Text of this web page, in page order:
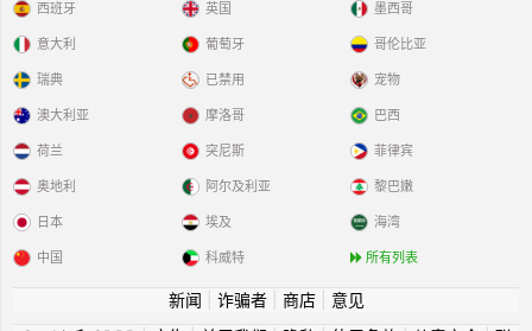
西班牙
意大利
瑞典
英国
葡萄牙
已禁用
墨西哥
哥伦比亚
宠物
澳大利亚
荷兰
奥地利
日本
中国
摩洛哥
突尼斯
阿尔及利亚
埃及
科威特
巴西
菲律宾
黎巴嫩
海湾
所有列表
新闻 诈骗者| 商店| 意见